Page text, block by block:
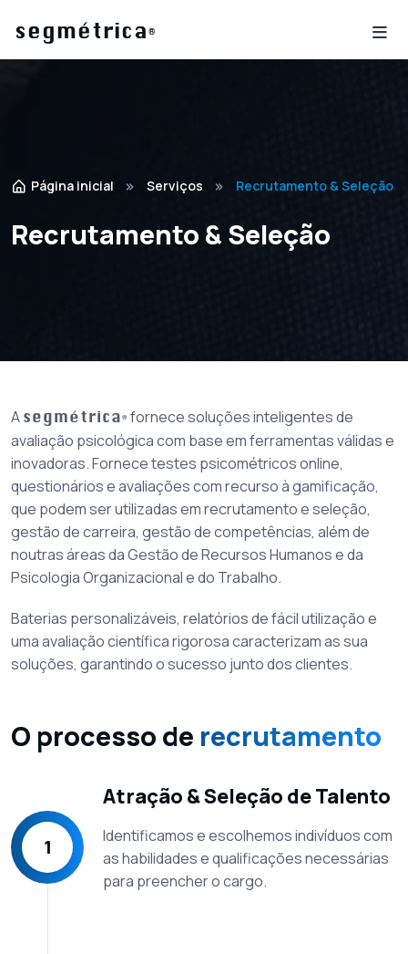
segmétrica ®
Página inicial Serviços Recrutamento & Seleção
Recrutamento & Seleção
A seg m é trica ®
fornece soluções inteligentes de
avaliação psicológica com base em ferramentas válidas e
inovadoras. Fornece testes psicométricos online,
questionários e avaliações com recurso à gamificação,
que podem ser utilizadas em recrutamento e seleção,
gestão de carreira, gestão de competências, além de
noutras áreas da Gestão de Recursos Humanos e da
Psicologia Organizacional e do Trabalho.
Baterias personalizáveis, relatórios de fácil utilização e
uma avaliação científica rigorosa caracterizam as sua
soluções, garantindo o sucesso junto dos clientes.
O processo de recrutamento
1
Atração & Seleção de Talento
Identificamos e escolhemos indivíduos com
as habilidades e qualificações necessárias
para preencher o cargo.